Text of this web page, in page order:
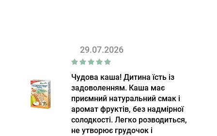
29.07.2026
Чудова каша! Дитина їсть із
задоволенням. Каша має
приємний натуральний смак і
аромат фруктів, без надмірної
солодкості. Легко розводиться,
не утворює грудочок і